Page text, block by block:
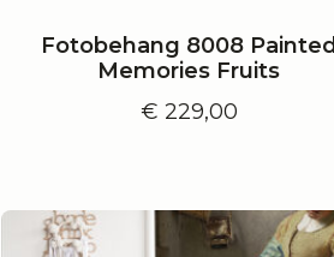
Fotobehang 8008 Painted
Memories Fruits
€ 229,00